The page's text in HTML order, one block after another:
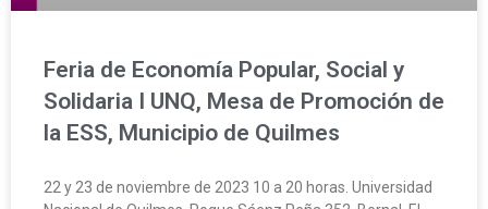
Feria de Economía Popular, Social y
Solidaria I UNQ, Mesa de Promoción de
la ESS, Municipio de Quilmes
22 y 23 de noviembre de 2023 10 a 20 horas. Universidad